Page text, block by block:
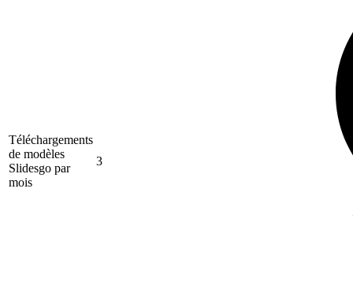
Téléchargements
de modèles
Slidesgo par
mois
3